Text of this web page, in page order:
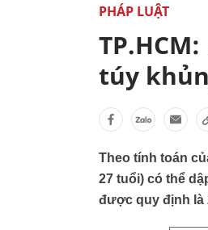
PHÁP LUẬT
túy
Theo tính toán
27 tuổi) có thể
được quy định là